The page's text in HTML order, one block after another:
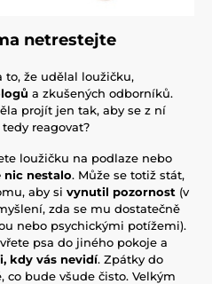
netrestejte
to, že udělal loužičku,
a zkušených odborníků.
projít jen tak, aby se z ní
reagovat?
loužičku na podlaze nebo
nic nestalo. Může se totiž stát,
aby si vynutil pozornost (v
zda se mu dostatečně
nebo psychickými potížemi).
psa do jiného pokoje a
kdy vás nevidí. Zpátky do
bude všude čisto. Velkým